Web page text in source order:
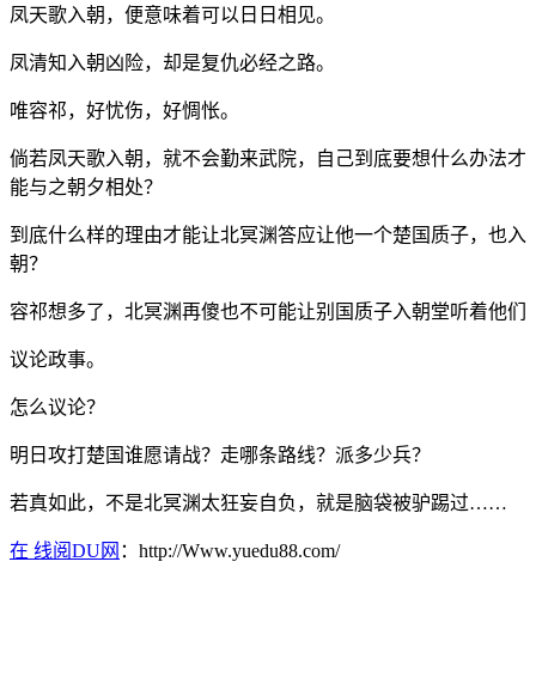
凤天歌入朝，便意味着可以日日相见。
凤清知入朝凶险，却是复仇必经之路。
唯容祁，好忧伤，好惆怅。
倘若凤天歌入朝，就不会勤来武院，自己到底要想什么办法才
能与之朝夕相处？
到底什么样的理由才能让北冥渊答应让他一个楚国质子，也入
朝？
容祁想多了，北冥渊再傻也不可能让别国质子入朝堂听着他们
议论政事。
怎么议论？
明日攻打楚国谁愿请战？走哪条路线？派多少兵？
若真如此，不是北冥渊太狂妄自负，就是脑袋被驴踢过……
在 线阅DU网 ：http://Www.yuedu88.com/